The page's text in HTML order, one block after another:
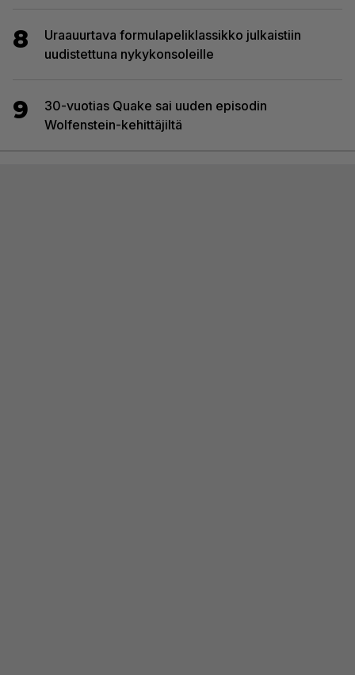
8
Uraauurtava formulapeliklassikko julkaistiin
uudistettuna nykykonsoleille
9
30-vuotias Quake sai uuden episodin
Wolfenstein-kehittäjiltä